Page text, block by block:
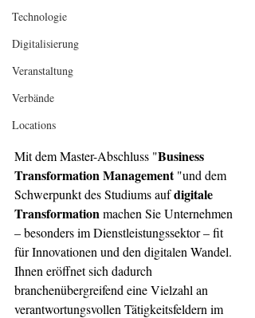
Technologie
Digitalisierung
Veranstaltung
Verbände
Locations
Mit dem Master-Abschluss "Business
Transformation Management "und dem
Schwerpunkt des Studiums auf digitale
Transformation machen Sie Unternehmen
– besonders im Dienstleistungssektor – fit
für Innovationen und den digitalen Wandel.
Ihnen eröffnet sich dadurch
branchenübergreifend eine Vielzahl an
verantwortungsvollen Tätigkeitsfeldern im